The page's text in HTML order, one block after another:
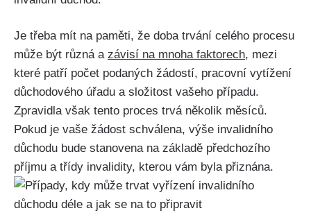
Je třeba mít na paměti, že doba trvání celého procesu
může být různá a závisí na mnoha faktorech, mezi
které patří počet podaných žádostí, pracovní vytížení
důchodového úřadu a složitost vašeho případu.
Zpravidla však tento proces trvá několik měsíců.
Pokud je vaše žádost schválena, výše invalidního
důchodu bude stanovena na základě předchozího
příjmu a třídy invalidity, kterou vám byla přiznána.